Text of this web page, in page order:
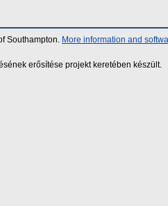
Southampton.
More information and
erősítése projekt keretében készült.